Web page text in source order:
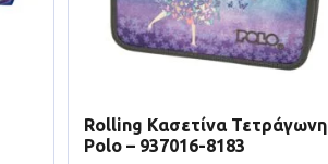
Rolling Κασετίνα Τετράγωνη
Polo – 937016-8183